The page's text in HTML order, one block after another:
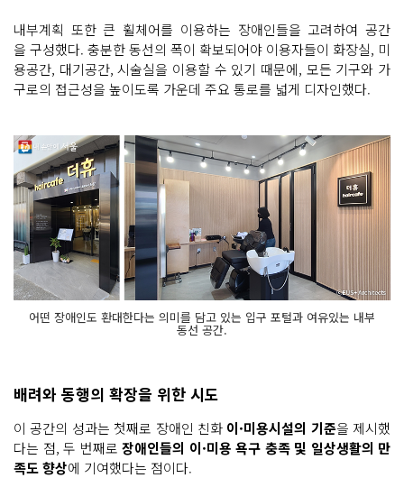
내부계획 또한 큰 휠체어를 이용하는 장애인들을 고려하여 공간
을 구성했다. 충분한 동선의 폭이 확보되어야 이용자들이 화장실, 미
용공간, 대기공간, 시술실을 이용할 수 있기 때문에, 모든 기구와 가
구로의 접근성을 높이도록 가운데 주요 통로를 넓게 디자인했다.
어떤 장애인도 환대한다는 의미를 담고 있는 입구 포털과 여유있는 내부
동선 공간.
배려와 동행의 확장을 위한 시도
이 공간의 성과는 첫째로 장애인 친화 이·미용시설의 기준을 제시했
다는 점, 두 번째로 장애인들의 이·미용 욕구 충족 및 일상생활의 만
족도 향상에 기여했다는 점이다.